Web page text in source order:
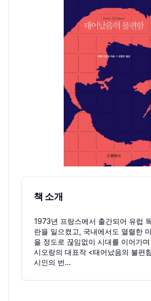
책 소개
1973년 프랑스에서 출간되어 유럽
란을 일으켰고, 국내에서도 열렬한
을 정도로 끊임없이 시대를 이어가
시오랑의 대표작 <태어났음의 불편
시인의 번...